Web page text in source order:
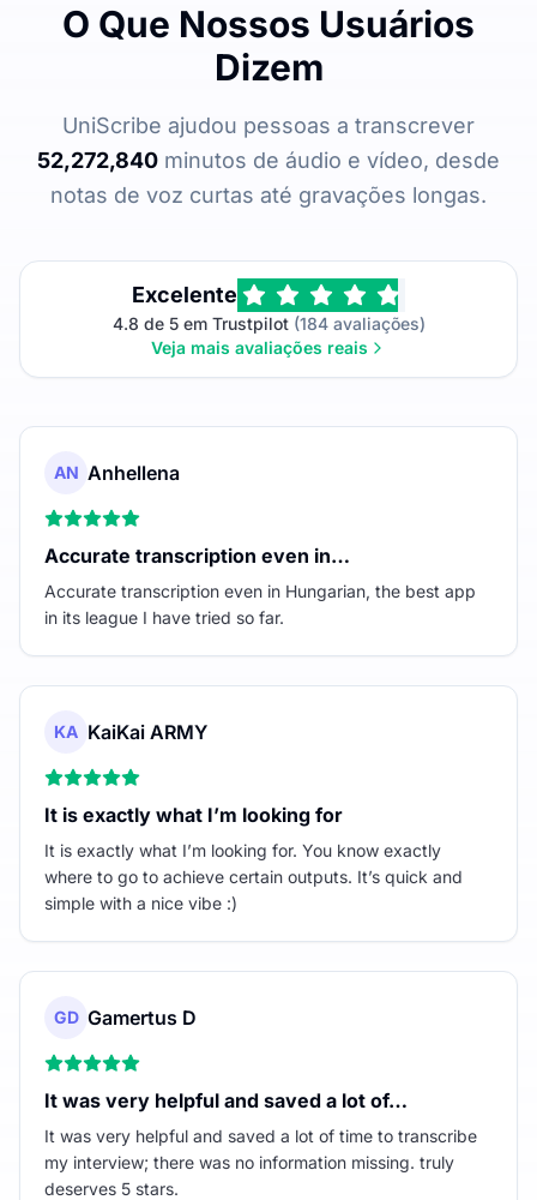
O Que Nossos Usuários
Dizem
UniScribe ajudou pessoas a transcrever
52,272,840 minutos de áudio e vídeo, desde
notas de voz curtas até gravações longas.
Excelente
4.8 de 5 em Trustpilot(184 avaliações)
Veja mais avaliações reais
AN Anhellena
Accurate transcription even in…
Accurate transcription even in Hungarian, the best app
in its league I have tried so far.
KA KaiKai ARMY
It is exactly what I’m looking for
It is exactly what I’m looking for. You know exactly
where to go to achieve certain outputs. It’s quick and
simple with a nice vibe :)
GD Gamertus D
It was very helpful and saved a lot of…
It was very helpful and saved a lot of time to transcribe
my interview; there was no information missing. truly
deserves 5 stars.